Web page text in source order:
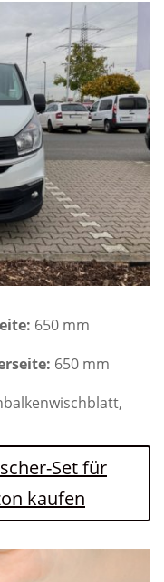
650 mm
650 mm
Set für
kaufen